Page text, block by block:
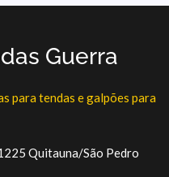
Guerra
para tendas e galpões para
Quitauna/São Pedro